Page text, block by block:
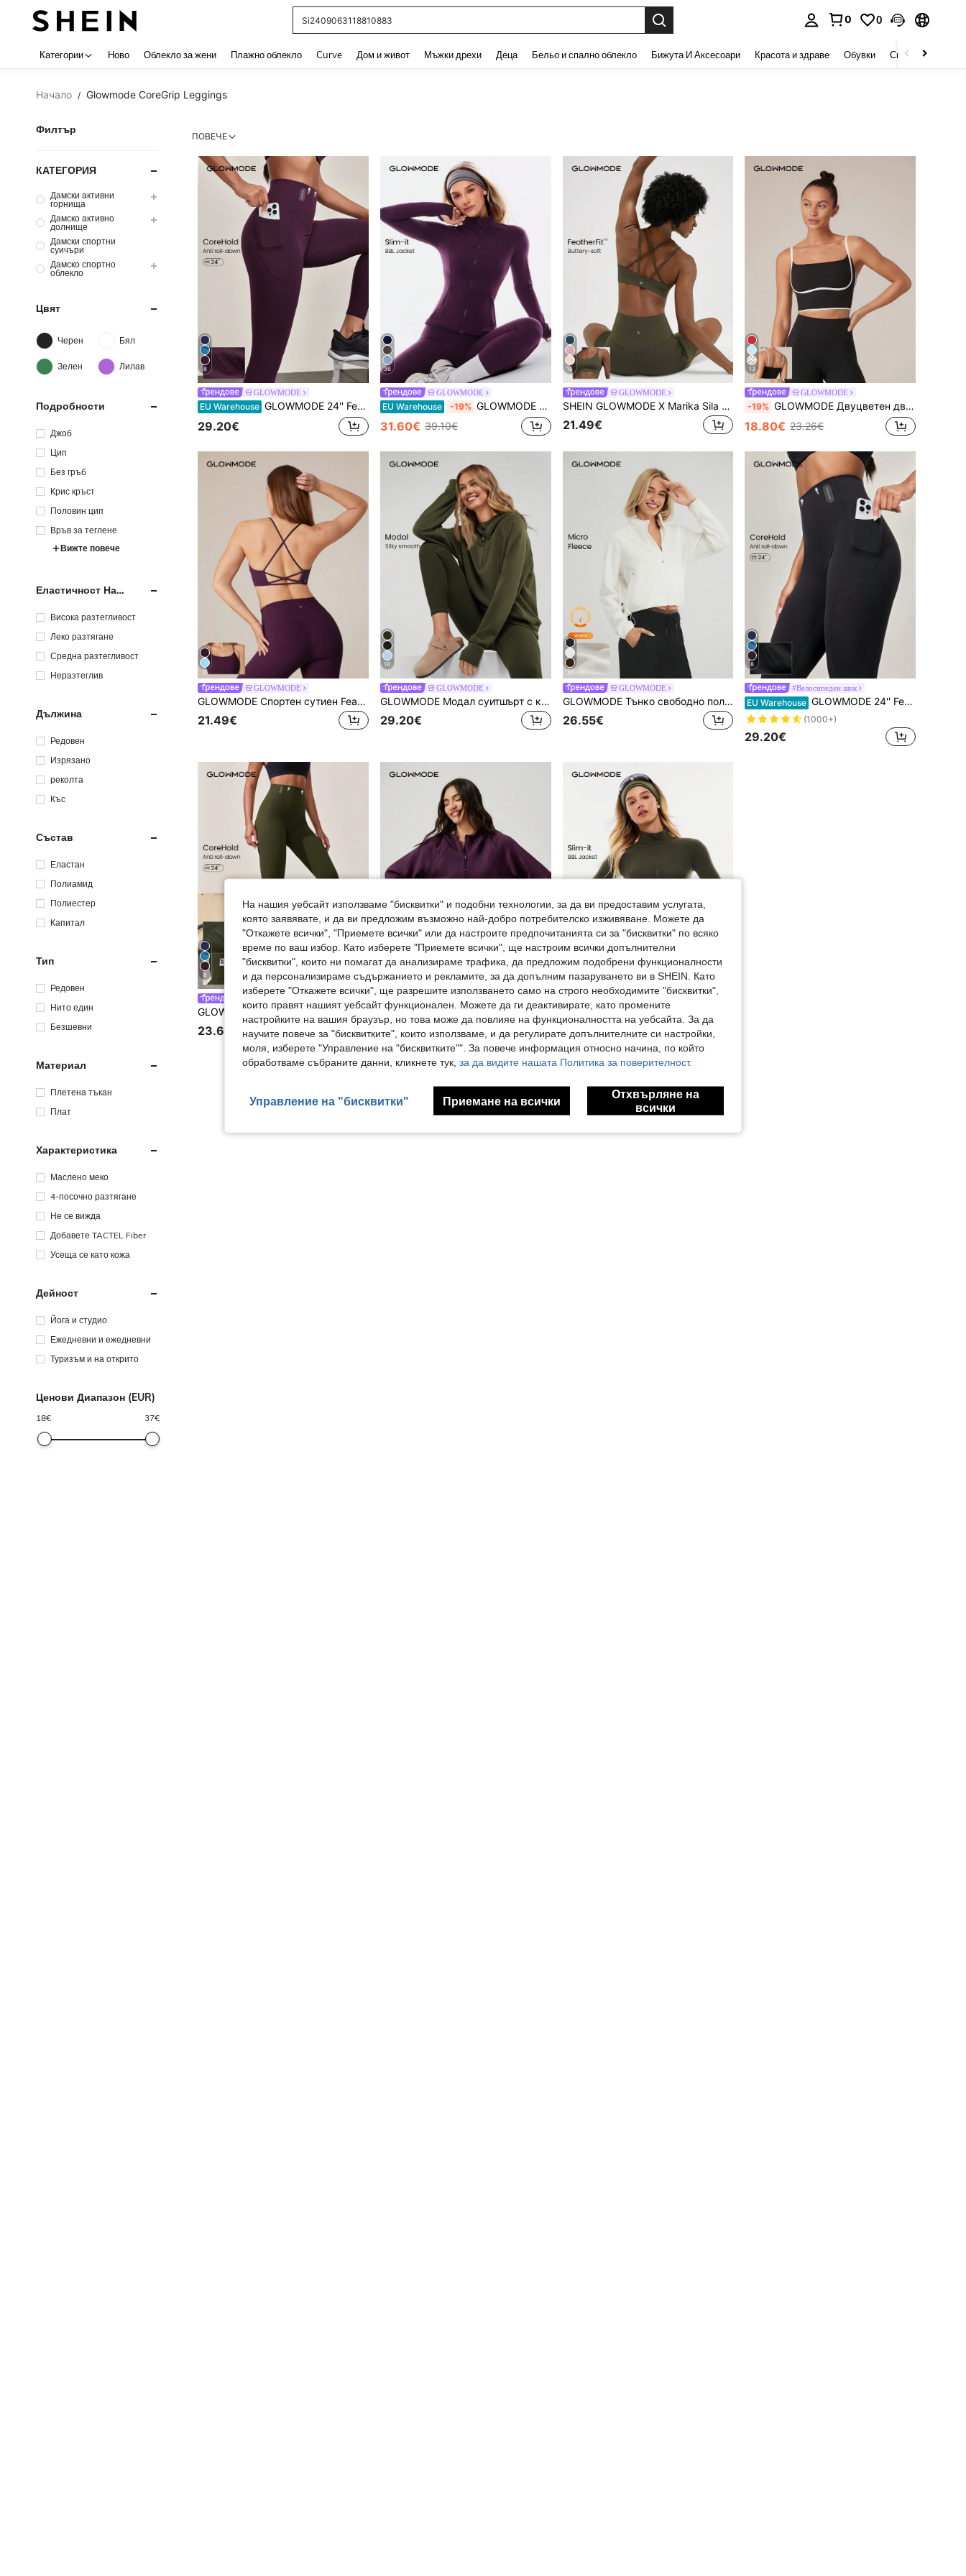
Si2409063118810883
0 0
Категории Ново Облекло за жени Плажно облекло Curve Дом и живот Мъжки дрехи Деца Бельо и спално облекло Бижута И Аксесоари Красота и здраве Обувки Спорт И На
Начало / Glowmode CoreGrip Leggings
Филтър
КАТЕГОРИЯ
Дамски активни
горнища
Дамско активно
долнище
Дамски спортни
суичъри
Дамско спортно
облекло
Цвят
Черен Бял
Зелен Лилав
Подробности
Джоб
Цип
Без гръб
Крис кръст
Половин цип
Връв за теглене
Вижте повече
Еластичност На
Висока разтегливост
Леко разтягане
Средна разтегливост
Неразтеглив
Дължина
Редовен
Изрязано
реколта
Къс
Състав
Еластан
Полиамид
Полиестер
Капитал
Тип
Редовен
Нито един
Безшевни
Материал
Плетена тъкан
Плат
Характеристика
Маслено меко
4-посочно разтягане
Не се вижда
Добавете TACTEL Fiber
Усеща се като кожа
Дейност
Йога и студио
Ежедневни и ежедневни
Туризъм и на открито
Ценови Диапазон (EUR)
18€ 37€
ПОВЕЧЕ
8
GLOWMODE
EU Warehouse GLOWMODE 24'' FeatherFit™-Sculpt Hold Tight No Slip Fit Boning Tummy Control Leggings със странични джобове Средно въздействие Тренировка Джогинг Тренировка във фитнес зала
29.20€
36
GLOWMODE
EU Warehouse -19% GLOWMODE FeatherFit™ Streamline Performance Яке със защитени джобове Ниско въздействие Yoga Daily Summer
31.60€ 39.10€
18
GLOWMODE
SHEIN GLOWMODE X Marika Sila FeatherFit™ Спортен сутиен с презрамки на гърба Потник с ниско въздействие Yoga Daily
21.49€
13
GLOWMODE
-19% GLOWMODE Двуцветен двуцветен спортен сутиен FeatherFit™ с дълга линия за йога с ниско въздействие
18.80€ 23.26€
GLOWMODE
GLOWMODE Спортен сутиен FeatherFit™ Crisscross Back Light Support Yoga Studio Gym Daily
21.49€
18
GLOWMODE
GLOWMODE Модал суитшърт с копринен допир, оверсайз, с дълъг ръкав и полуцип, пролет-лято
29.20€
GLOWMODE
GLOWMODE Тънко свободно поларено яке с шнурове
26.55€
8
#Велосипеден шик
EU Warehouse GLOWMODE 24'' FeatherFit™-Sculpt Hold Tight No Slip Fit Boning Tummy Control Leggings със странични джобове Средно въздействие Тренировка Джогинг Тренировка във фитнес зала
(1000+)
29.20€
8
GLOWMODE
GLOWMODE 24'' FeatherFit™-Sculpt Hold Tight No Slip Fit Boning Tummy Control Leggings със странични джобове Средно въздействие Тренировка Джогинг Тренировка във фитнес зала
23.60€
18
EU Warehouse GLOWMODE Суитшърт с модал и копринен допир, оверсайз, с дълъг ръкав и полуцип, пролет-лято
36.49€
36
GLOWMODE
31.60€
На нашия уебсайт използваме "бисквитки" и подобни технологии, за да ви предоставим услугата,
която заявявате, и да ви предложим възможно най-добро потребителско изживяване. Можете да
"Откажете всички", "Приемете всички" или да настроите предпочитанията си за "бисквитки" по всяко
време по ваш избор. Като изберете "Приемете всички", ще настроим всички допълнителни
"бисквитки", които ни помагат да анализираме трафика, да предложим подобрени функционалности
и да персонализираме съдържанието и рекламите, за да допълним пазаруването ви в SHEIN. Като
изберете "Откажете всички", ще разрешите използването само на строго необходимите "бисквитки",
които правят нашият уебсайт функционален. Можете да ги деактивирате, като промените
настройките на вашия браузър, но това може да повлияе на функционалността на уебсайта. За да
научите повече за "бисквитките", които използваме, и да регулирате допълнителните си настройки,
моля, изберете "Управление на "бисквитките"". За повече информация относно начина, по който
обработваме събраните данни, кликнете тук, за да видите нашата Политика за поверителност.
Управление на "бисквитки" Приемане на всички
Отхвърляне на
всички